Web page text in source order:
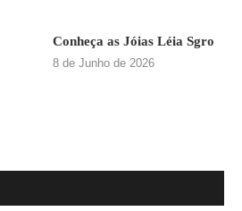
Conheça as Jóias Léia Sgro
8 de Junho de 2026